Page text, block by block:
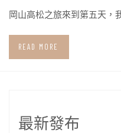
岡山高松之旅來到第五天，
READ MORE
最新發布